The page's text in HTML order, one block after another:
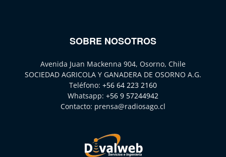
SOBRE NOSOTROS
Avenida Juan Mackenna 904, Osorno, Chile
SOCIEDAD AGRICOLA Y GANADERA DE OSORNO A.G.
Teléfono: +56 64 223 2160
Whatsapp: +56 9 57244942
Contacto: prensa@radiosago.cl